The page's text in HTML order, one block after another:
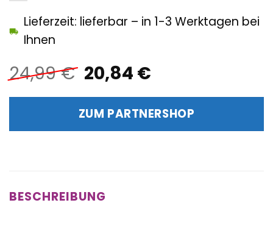
24,99€ Ursprünglicher
Preis
war:
24,99 €
20,84 €Aktueller
ist:
20,84 €.
Lieferzeit: lieferbar – in 1-3 Werktagen bei
Ihnen
ZUM PARTNERSHOP
BESCHREIBUNG